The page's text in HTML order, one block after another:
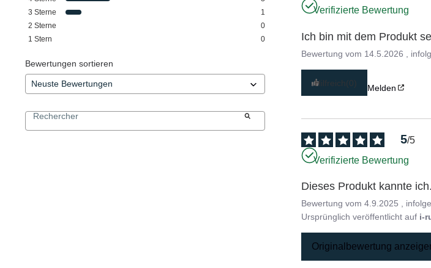
3 Sterne
1
2 Sterne
0
1 Stern 0
Bewertungen sortieren
Verifizierte Bewertung
Ich bin mit dem Produkt
Bewertung vom 14.5.2026 ,
Hilfreich(0) Melden
5/5
Verifizierte Bewertung
Dieses Produkt kannte
Bewertung vom4.9.2025 ,
Ursprünglich veröffentlicht auf i-
Originalbewertung